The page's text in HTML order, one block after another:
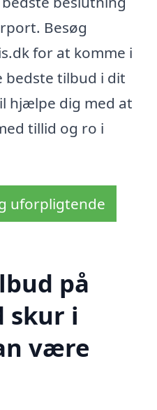
Besøg
for at komme i
bedste tilbud i dit
hjælpe dig med at
tillid og ro i
uforpligtende
på
skur i
være